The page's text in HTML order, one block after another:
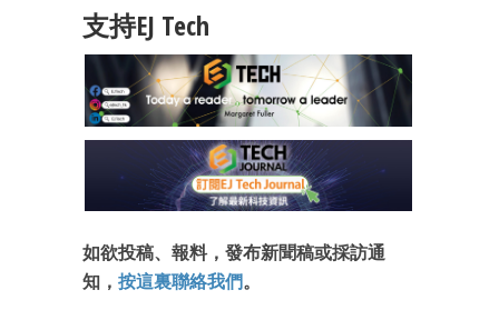
支持EJ Tech
如欲投稿、報料，發布新聞稿或採訪通
知， 按這裏聯絡我們。